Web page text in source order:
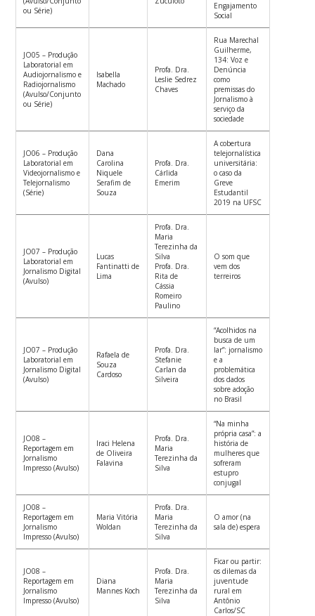
ou Série)
Engajamento
Social
JO05 – Produção
Laboratorial em
Audiojornalismo e
Radiojornalismo
(Avulso/Conjunto
ou Série)
Isabella
Machado
Profa. Dra.
Leslie Sedrez
Chaves
Rua Marechal
Guilherme,
134: Voz e
Denúncia
como
premissas do
Jornalismo à
serviço da
sociedade
JO06 – Produção
Laboratorial em
Videojornalismo e
Telejornalismo
(Série)
Dana
Carolina
Niquele
Serafim de
Souza
Profa. Dra.
Cárlida
Emerim
A cobertura
telejornalística
universitária:
o caso da
Greve
Estudantil
2019 na UFSC
JO07 – Produção
Laboratorial em
Jornalismo Digital
(Avulso)
Lucas
Fantinatti de
Lima
Profa. Dra.
Maria
Terezinha da
Silva
Profa. Dra.
Rita de
Cássia
Romeiro
Paulino
O som que
vem dos
terreiros
JO07 – Produção
Laboratorial em
Jornalismo Digital
(Avulso)
Rafaela de
Souza
Cardoso
Profa. Dra.
Stefanie
Carlan da
Silveira
“Acolhidos na
busca de um
lar”: jornalismo
e a
problemática
dos dados
sobre adoção
no Brasil
JO08 –
Reportagem em
Jornalismo
Impresso (Avulso)
Iraci Helena
de Oliveira
Falavina
Profa. Dra.
Maria
Terezinha da
Silva
“Na minha
própria casa”: a
história de
mulheres que
sofreram
estupro
conjugal
JO08 –
Reportagem em
Jornalismo
Impresso (Avulso)
Maria Vitória
Woldan
Profa. Dra.
Maria
Terezinha da
Silva
O amor (na
sala de) espera
JO08 –
Reportagem em
Jornalismo
Impresso (Avulso)
Diana
Mannes Koch
Profa. Dra.
Maria
Terezinha da
Silva
Ficar ou partir:
os dilemas da
juventude
rural em
Antônio
Carlos/SC